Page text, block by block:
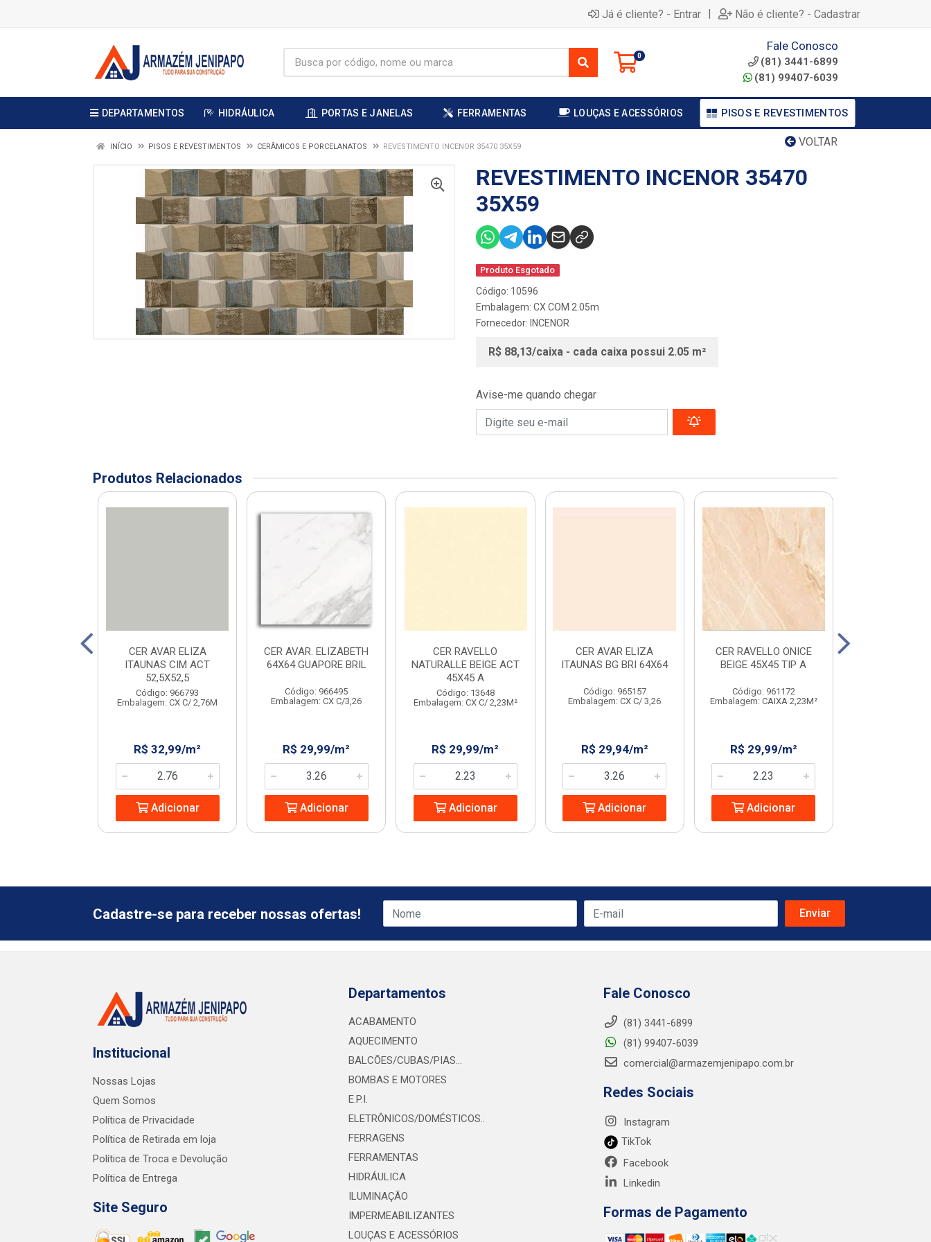
Já é cliente? - Entrar | Não é cliente? - Cadastrar
0
Fale Conosco
(81) 3441-6899
(81) 99407-6039
DEPARTAMENTOS HIDRÁULICA PORTAS E JANELAS FERRAMENTAS LOUÇAS E ACESSÓRIOS PISOS E REVESTIMENTOS
VOLTAR
INÍCIO PISOS E REVESTIMENTOS CERÂMICOS E PORCELANATOS REVESTIMENTO INCENOR 35470 35X59
REVESTIMENTO INCENOR 35470
35X59
Produto Esgotado
Código: 10596
Embalagem: CX COM 2.05m
Fornecedor: INCENOR
R$ 88,13/caixa - cada caixa possui 2.05 m²
Avise-me quando chegar
Produtos Relacionados
CER AVAR ELIZA
ITAUNAS CIM ACT
52,5X52,5
Código: 966793
Embalagem: CX C/ 2,76M
R$ 32,99/m²
Adicionar
CER AVAR. ELIZABETH
64X64 GUAPORE BRIL
Código: 966495
Embalagem: CX C/3,26
R$ 29,99/m²
Adicionar
CER RAVELLO
NATURALLE BEIGE ACT
45X45 A
Código: 13648
Embalagem: CX C/ 2,23M²
R$ 29,99/m²
Adicionar
CER AVAR ELIZA
ITAUNAS BG BRI 64X64
Código: 965157
Embalagem: CX C/ 3,26
R$ 29,94/m²
Adicionar
CER RAVELLO ONICE
BEIGE 45X45 TIP A
Código: 961172
Embalagem: CAIXA 2,23M²
R$ 29,99/m²
Adicionar
Cadastre-se para receber nossas ofertas!
Institucional
Nossas Lojas
Quem Somos
Política de Privacidade
Política de Retirada em loja
Política de Troca e Devolução
Política de Entrega
Site Seguro
Departamentos
ACABAMENTO
AQUECIMENTO
BALCÕES/CUBAS/PIAS...
BOMBAS E MOTORES
E.P.I.
ELETRÔNICOS/DOMÉSTICOS..
FERRAGENS
FERRAMENTAS
HIDRÁULICA
ILUMINAÇÃO
IMPERMEABILIZANTES
LOUÇAS E ACESSÓRIOS
Fale Conosco
(81) 3441-6899
(81) 99407-6039
comercial@armazemjenipapo.com.br
Redes Sociais
Instagram
TikTok
Facebook
Linkedin
Formas de Pagamento